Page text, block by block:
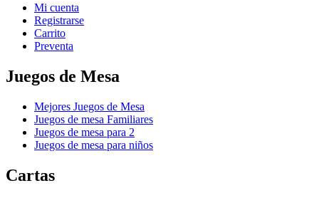
Mi cuenta
Registrarse
Carrito
Preventa
Juegos de Mesa
Mejores Juegos de Mesa
Juegos de mesa Familiares
Juegos de mesa para 2
Juegos de mesa para niños
Cartas